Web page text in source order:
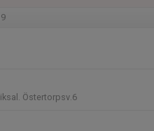
Östertorpsv.6